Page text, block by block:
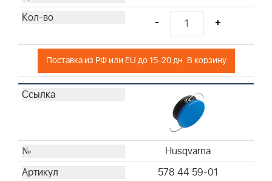
- +
Поставка из РФ или EU до 15-20 дн. В корзину
Husqvarna
578 44 59-01